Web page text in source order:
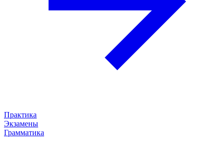
Практика
Экзамены
Грамматика